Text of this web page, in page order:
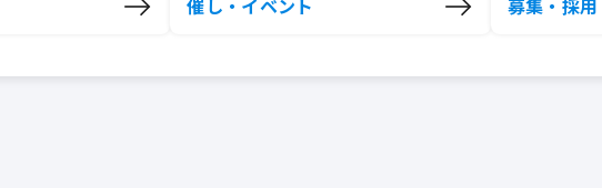
催し・イベント 募集・採用